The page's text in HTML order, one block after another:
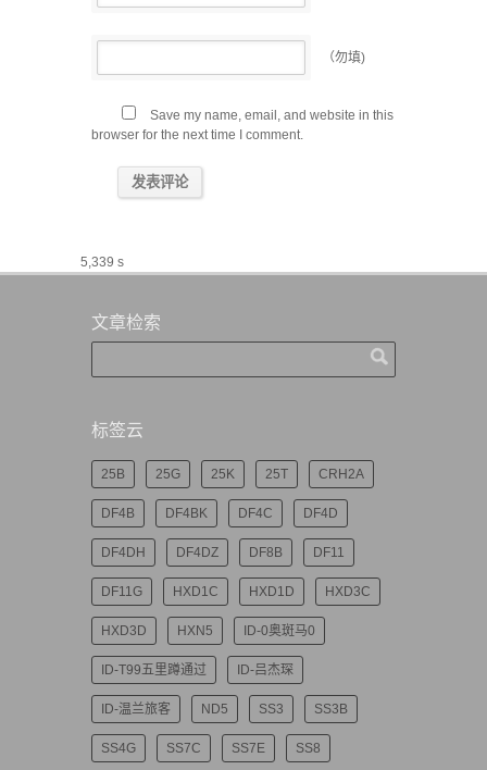
（勿填)
Save my name, email, and website in this
browser for the next time I comment.
5,339 s
文章检索
标签云
25B 25G 25K 25T CRH2A
DF4B DF4BK DF4C DF4D
DF4DH DF4DZ DF8B DF11
DF11G HXD1C HXD1D HXD3C
HXD3D HXN5 ID-0奥斑马0
ID-T99五里蹲通过 ID-吕杰琛
ID-温兰旅客 ND5 SS3 SS3B
SS4G SS7C SS7E SS8